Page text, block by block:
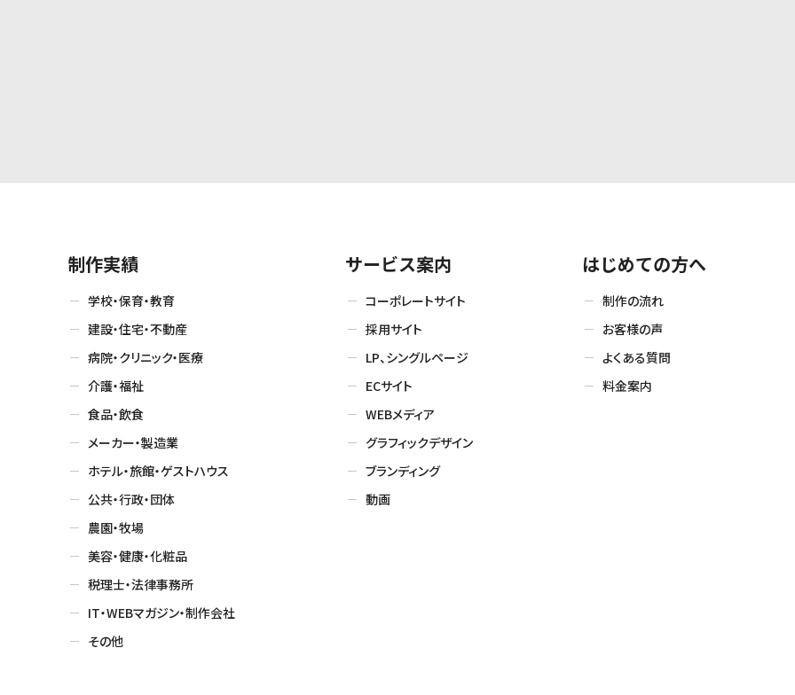
制作実績
学校・保育・教育
建設・住宅・不動産
病院・クリニック・医療
介護・福祉
食品・飲食
メーカー・製造業
ホテル・旅館・ゲストハウス
公共・行政・団体
農園・牧場
美容・健康・化粧品
税理士・法律事務所
IT・WEBマガジン・制作会社
その他
サービス案内
コーポレートサイト
採用サイト
LP、シングルページ
ECサイト
WEBメディア
グラフィックデザイン
ブランディング
動画
はじめての方へ
制作の流れ
お客様の声
よくある質問
料金案内